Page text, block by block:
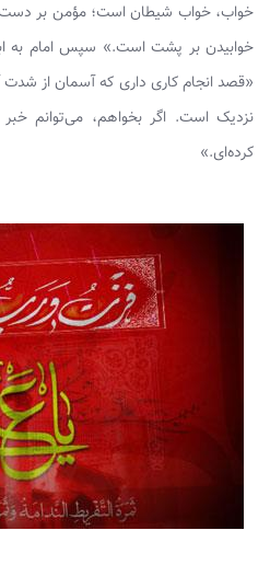
خواب، خواب شیطان است؛ مؤمن بر دست
خوابیدن بر پشت است.» سپس امام به
«قصد انجام کاری داری که آسمان از
نزدیک است. اگر بخواهم، می‌توانم
کرده‌ای.»